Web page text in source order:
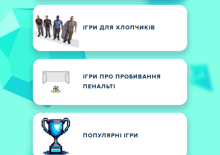
ІГРИ ДЛЯ ХЛОПЧИКІВ
ІГРИ ПРО ПРОБИВАННЯ
ПЕНАЛЬТІ
ПОПУЛЯРНІ ІГРИ